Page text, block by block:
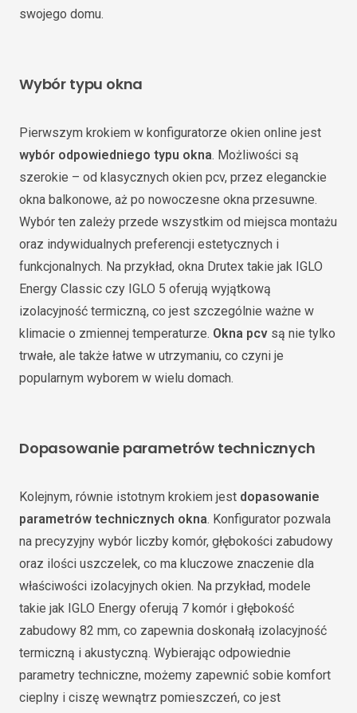
swojego domu.
Wybór typu okna
Pierwszym krokiem w konfiguratorze okien online jest
wybór odpowiedniego typu okna. Możliwości są
szerokie – od klasycznych okien pcv, przez eleganckie
okna balkonowe, aż po nowoczesne okna przesuwne.
Wybór ten zależy przede wszystkim od miejsca montażu
oraz indywidualnych preferencji estetycznych i
funkcjonalnych. Na przykład, okna Drutex takie jak IGLO
Energy Classic czy IGLO 5 oferują wyjątkową
izolacyjność termiczną, co jest szczególnie ważne w
klimacie o zmiennej temperaturze. Okna pcv są nie tylko
trwałe, ale także łatwe w utrzymaniu, co czyni je
popularnym wyborem w wielu domach.
Dopasowanie parametrów technicznych
Kolejnym, równie istotnym krokiem jest dopasowanie
parametrów technicznych okna. Konfigurator pozwala
na precyzyjny wybór liczby komór, głębokości zabudowy
oraz ilości uszczelek, co ma kluczowe znaczenie dla
właściwości izolacyjnych okien. Na przykład, modele
takie jak IGLO Energy oferują 7 komór i głębokość
zabudowy 82 mm, co zapewnia doskonałą izolacyjność
termiczną i akustyczną. Wybierając odpowiednie
parametry techniczne, możemy zapewnić sobie komfort
cieplny i ciszę wewnątrz pomieszczeń, co jest